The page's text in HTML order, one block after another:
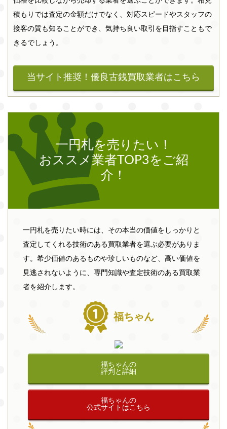
積もりでは査定の金額だけでなく、対応スピードやスタッフの
接客の質も知ることができ、気持ち良い取引を目指すこともで
きるでしょう。
当サイト推奨！優良古銭買取業者はこちら
一円札を売りたい！
おススメ業者TOP3をご紹
介！
一円札を売りたい時には、その本当の価値をしっかりと
査定してくれる技術のある買取業者を選ぶ必要がありま
す。希少価値のあるものや珍しいものなど、高い価値を
見逃されないように、専門知識や査定技術のある買取業
者を紹介します。
福ちゃん
福ちゃんの
評判と詳細
福ちゃんの
公式サイトはこちら